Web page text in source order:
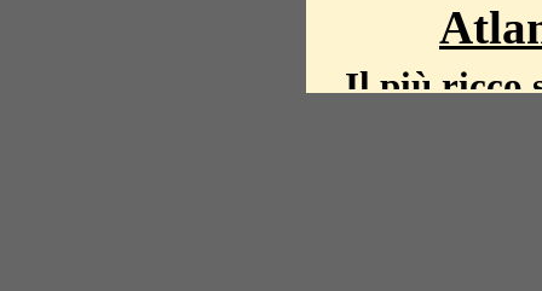
Il più ricco